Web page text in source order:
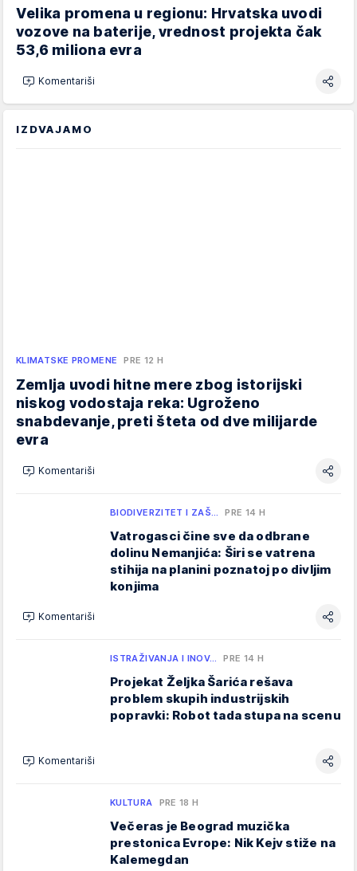
Velika promena u regionu: Hrvatska uvodi
vozove na baterije, vrednost projekta čak
53,6 miliona evra
Komentariši
IZDVAJAMO
KLIMATSKE PROMENE PRE 12 H
Zemlja uvodi hitne mere zbog istorijski
niskog vodostaja reka: Ugroženo
snabdevanje, preti šteta od dve milijarde
evra
Komentariši
BIODIVERZITET I ZAŠ… PRE 14 H
Vatrogasci čine sve da odbrane
dolinu Nemanjića: Širi se vatrena
stihija na planini poznatoj po divljim
konjima
Komentariši
ISTRAŽIVANJA I INOV… PRE 14 H
Projekat Željka Šarića rešava
problem skupih industrijskih
popravki: Robot tada stupa na scenu
Komentariši
KULTURA PRE 18 H
Večeras je Beograd muzička
prestonica Evrope: Nik Kejv stiže na
Kalemegdan